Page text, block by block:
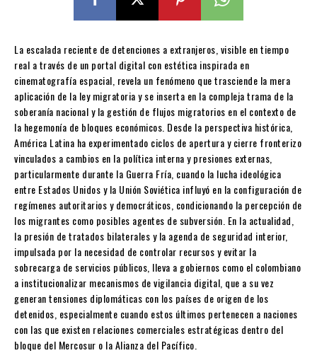
La escalada reciente de detenciones a extranjeros, visible en tiempo
real a través de un portal digital con estética inspirada en
cinematografía espacial, revela un fenómeno que trasciende la mera
aplicación de la ley migratoria y se inserta en la compleja trama de la
soberanía nacional y la gestión de flujos migratorios en el contexto de
la hegemonía de bloques económicos. Desde la perspectiva histórica,
América Latina ha experimentado ciclos de apertura y cierre fronterizo
vinculados a cambios en la política interna y presiones externas,
particularmente durante la Guerra Fría, cuando la lucha ideológica
entre Estados Unidos y la Unión Soviética influyó en la configuración de
regímenes autoritarios y democráticos, condicionando la percepción de
los migrantes como posibles agentes de subversión. En la actualidad,
la presión de tratados bilaterales y la agenda de seguridad interior,
impulsada por la necesidad de controlar recursos y evitar la
sobrecarga de servicios públicos, lleva a gobiernos como el colombiano
a institucionalizar mecanismos de vigilancia digital, que a su vez
generan tensiones diplomáticas con los países de origen de los
detenidos, especialmente cuando estos últimos pertenecen a naciones
con las que existen relaciones comerciales estratégicas dentro del
bloque del Mercosur o la Alianza del Pacífico.